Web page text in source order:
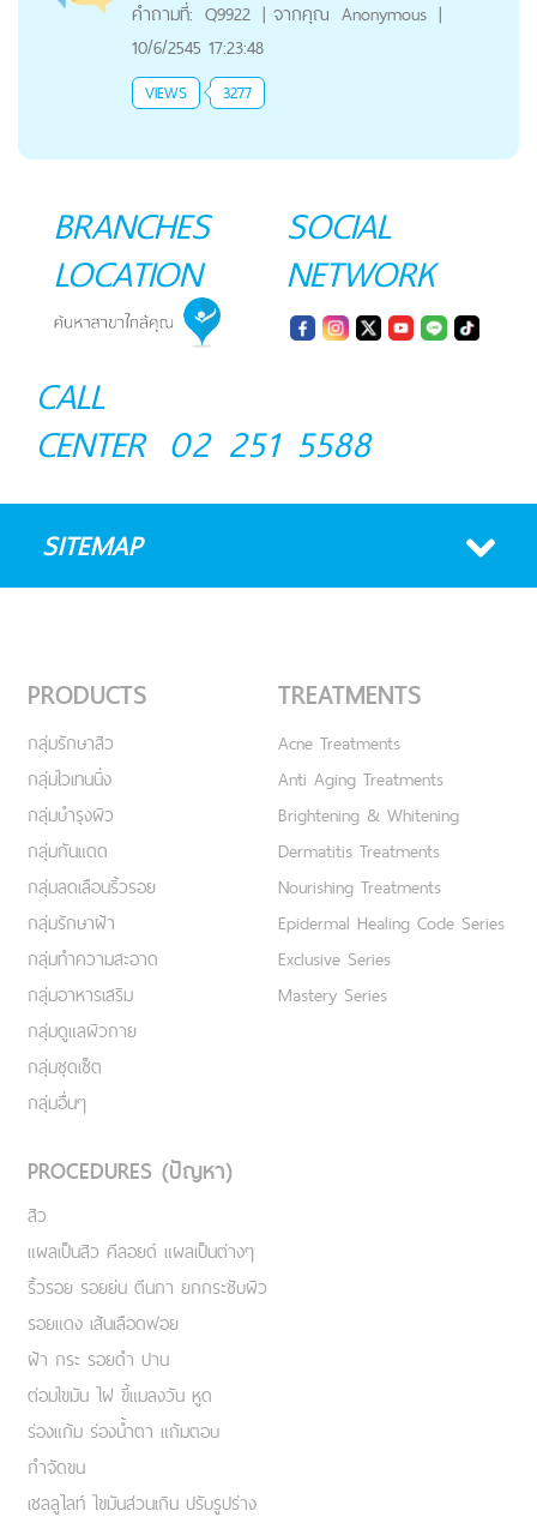
คำถามที่: Q9922 | จากคุณ Anonymous |
10/6/2545 17:23:48
VIEWS 3277
BRANCHES
LOCATION
SOCIAL
NETWORK
CALL
CENTER 02 251 5588
SITEMAP
PRODUCTS
กลุ่มรักษาสิว
กลุ่มไวเทนนิ่ง
กลุ่มบำรุงผิว
กลุ่มกันแดด
กลุ่มลดเลือนริ้วรอย
กลุ่มรักษาฝ้า
กลุ่มทำความสะอาด
กลุ่มอาหารเสริม
กลุ่มดูแลผิวกาย
กลุ่มชุดเซ็ต
กลุ่มอื่นๆ
TREATMENTS
Acne Treatments
Anti Aging Treatments
Brightening & Whitening
Dermatitis Treatments
Nourishing Treatments
Epidermal Healing Code Series
Exclusive Series
Mastery Series
PROCEDURES (ปัญหา)
สิว
แผลเป็นสิว คีลอยด์ แผลเป็นต่างๆ
ริ้วรอย รอยย่น ตีนกา ยกกระชับผิว
รอยแดง เส้นเลือดฟอย
ฝ้า กระ รอยดำ ปาน
ต่อมไขมัน ไฝ ขี้แมลงวัน หูด
ร่องแก้ม ร่องน้ำตา แก้มตอบ
กำจัดขน
เชลลูไลท์ ไขมันส่วนเกิน ปรับรูปร่าง